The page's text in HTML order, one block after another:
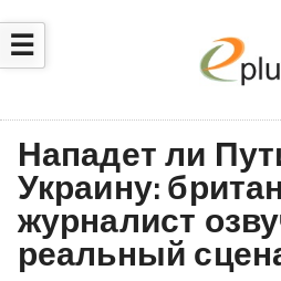
☰
Нападет ли
Украину:
журналист
реальный